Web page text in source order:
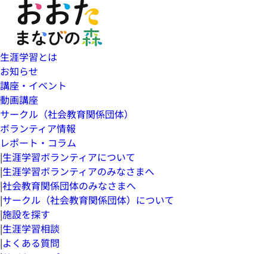
生涯学習とは
お知らせ
講座・イベント
動画講座
サークル（社会教育関係団体）
ボランティア情報
レポート・コラム
|生涯学習ボランティアについて
|生涯学習ボランティアのみなさまへ
|社会教育関係団体のみなさまへ
|サークル（社会教育関係団体）について
|施設を探す
|生涯学習相談
|よくある質問